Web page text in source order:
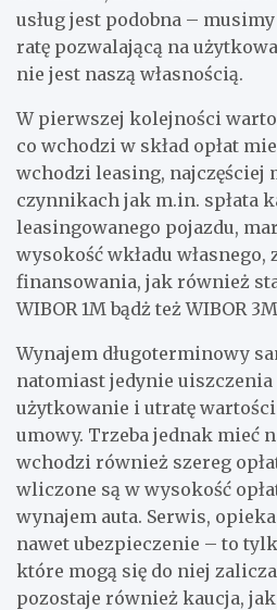
usług jest podobna –
ratę pozwalającą na
nie jest naszą własnością.
W pierwszej kolejności
co wchodzi w skład opłat
wchodzi leasing, najczęściej
czynnikach jak m.in. spłata
leasingowanego pojazdu,
wysokość wkładu
finansowania, jak również
WIBOR 1M bądż też WIBOR
Wynajem długoterminowy
natomiast jedynie
użytkowanie i utratę
umowy. Trzeba jednak mieć
wchodzi również szereg
wliczone są w wysokość
wynajem auta. Serwis,
nawet ubezpieczenie – to
które mogą się do niej
pozostaje również kaucja,